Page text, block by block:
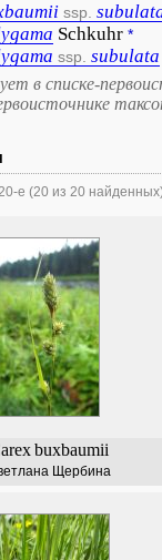
ssp.
Schkuhr *
ssp. subulata
в списке-
е (20 из 20
buxbaumii
Щербина